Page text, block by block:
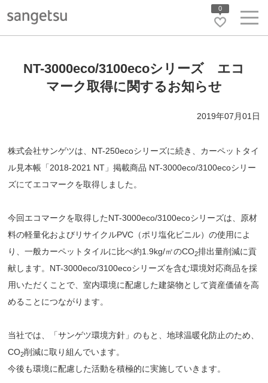
0
NT-3000eco/3100ecoシリーズ エコ
マーク取得に関するお知らせ
2019年07月01日
株式会社サンゲツは、NT-250ecoシリーズに続き、カーペットタイ
ル見本帳「2018-2021 NT」掲載商品 NT-3000eco/3100ecoシリー
ズにてエコマークを取得しました。
今回エコマークを取得したNT-3000eco/3100ecoシリーズは、原材
料の軽量化およびリサイクルPVC（ポリ塩化ビニル）の使用によ
り、一般カーペットタイルに比べ約1.9kg/㎡のCO2排出量削減に貢
献します。NT-3000eco/3100ecoシリーズを含む環境対応商品を採
用いただくことで、室内環境に配慮した建築物として資産価値を高
めることにつながります。
当社では、「サンゲツ環境方針」のもと、地球温暖化防止のため、
CO2削減に取り組んでいます。
今後も環境に配慮した活動を積極的に実施していきます。